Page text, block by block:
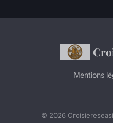
Mentions
© 2026